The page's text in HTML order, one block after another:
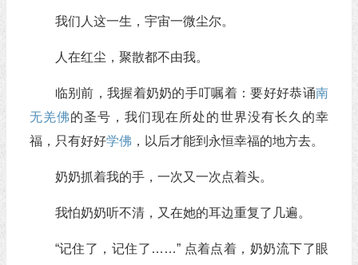
我们人这一生，宇宙一微尘尔。
人在红尘，聚散都不由我。
临别前，我握着奶奶的手叮嘱着：要好好恭诵南
无羌佛的圣号，我们现在所处的世界没有长久的幸
福，只有好好学佛 ，以后才能到永恒幸福的地方去。
奶奶抓着我的手，一次又一次点着头。
我怕奶奶听不清，又在她的耳边重复了几遍。
“记住了，记住了……” 点着点着，奶奶流下了眼